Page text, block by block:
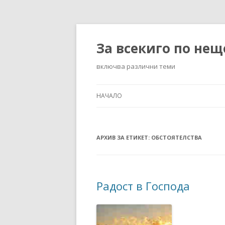
За всекиго по
включва различни теми
НАЧАЛО
АРХИВ ЗА ЕТИКЕТ: ОБСТОЯТЕЛСТВА
Радост в Господа